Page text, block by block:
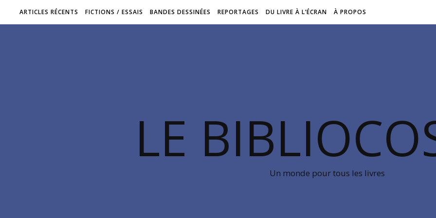
ARTICLES RÉCENTS FICTIONS / ESSAIS BANDES DESSINÉES REPORTAGES DU LIVRE À L’ÉCRAN À PROPOS
LE
Un monde pour tous les livres